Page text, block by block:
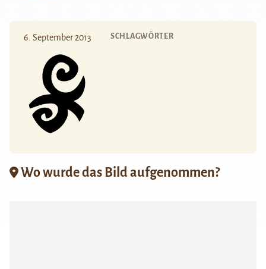
6. September 2013 SCHLAGWÖRTER
Wo wurde das Bild aufgenommen?